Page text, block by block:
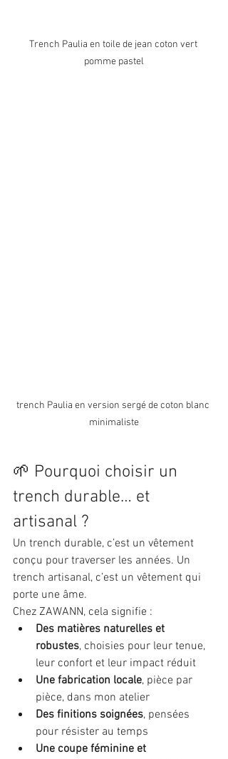
Trench Paulia en toile de jean coton vert
pomme pastel
trench Paulia en version sergé de coton blanc
minimaliste
🌱 Pourquoi choisir un
trench durable… et
artisanal ?
Un trench durable, c’est un vêtement
conçu pour traverser les années. Un
trench artisanal, c’est un vêtement qui
porte une âme.
Chez ZAWANN, cela signifie :
Des matières naturelles et
robustes, choisies pour leur tenue,
leur confort et leur impact réduit
Une fabrication locale, pièce par
pièce, dans mon atelier
Des finitions soignées, pensées
pour résister au temps
Une coupe féminine et